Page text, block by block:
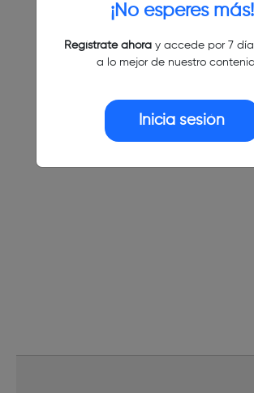
¡No esperes más!
Regístrate ahoray accede por 7
a lo mejor de nuestro
Inicia sesión